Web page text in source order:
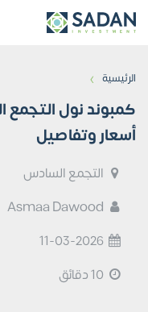
الرئيسية ›
أسعار وتفاصيل
التجمع السادس
11-03-2026